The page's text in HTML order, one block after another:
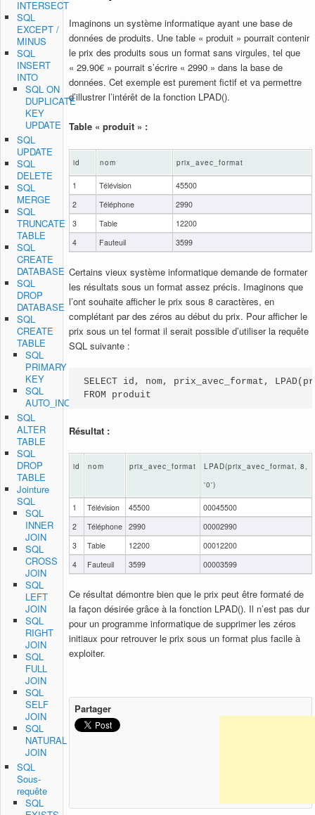
Imaginons un système informatique ayant une base de
données de produits. Une table « produit » pourrait contenir
le prix des produits sous un format sans virgules, tel que
« 29.90€ » pourrait s’écrire « 2990 » dans la base de
données. Cet exemple est purement fictif et va permettre
d’illustrer l’intérêt de la fonction LPAD().
Table « produit » :
id nom prix_avec_format
1 Télévision
45500
2
Téléphone
2990
3
Table
12200
4
Fauteuil 3599
Certains vieux système informatique demande de formater
les résultats sous un format assez précis. Imaginons que
l’ont souhaite afficher le prix sous 8 caractères, en
complétant par des zéros au début du prix. Pour afficher le
prix sous un tel format il serait possible d’utiliser la requête
SQL suivante :
SELECT id, nom, prix_avec_format,
FROM produit
Résultat :
id nom prix_avec_format
LPAD(prix_avec_format, 8,
'0')
1 Télévision 45500
00045500
2
Téléphone 2990
00002990
3
Table 12200
00012200
4
Fauteuil 3599 00003599
Ce résultat démontre bien que le prix peut être formaté de
la façon désirée grâce à la fonction LPAD(). Il n’est pas dur
pour un programme informatique de supprimer les zéros
initiaux pour retrouver le prix sous un format plus facile à
exploiter.
Partager
INTERSECT
SQL
EXCEPT /
MINUS
SQL
INSERT
INTO
SQL ON
DUPLICATE
KEY
UPDATE
SQL
UPDATE
SQL
DELETE
SQL
MERGE
SQL
TRUNCATE
TABLE
SQL
CREATE
DATABASE
SQL
DROP
DATABASE
SQL
CREATE
TABLE
SQL
PRIMARY
KEY
SQL
AUTO_INCREMENT
SQL
ALTER
TABLE
SQL
DROP
TABLE
Jointure
SQL
SQL
INNER
JOIN
SQL
CROSS
JOIN
SQL
LEFT
JOIN
SQL
RIGHT
JOIN
SQL
FULL
JOIN
SQL
SELF
JOIN
SQL
NATURAL
JOIN
SQL
Sous-
requête
SQL